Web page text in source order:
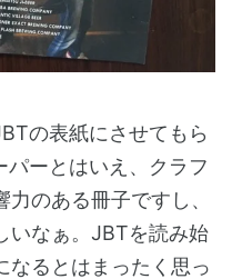
の表紙にさせてもら
ーとはいえ、クラフ
のある冊子ですし、
いなぁ。JBTを読み始
なるとはまったく思っ